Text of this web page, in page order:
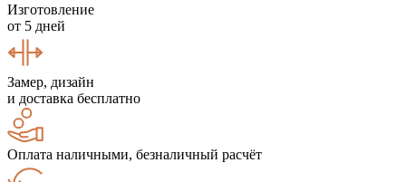
Изготовление
от 5 дней
Замер, дизайн
и доставка бесплатно
Оплата наличными, безналичный расчёт